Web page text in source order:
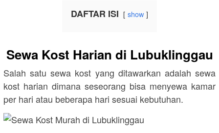
DAFTAR ISI show
Sewa Kost Harian di Lubuklinggau
Salah satu sewa kost yang ditawarkan adalah sewa
kost harian dimana seseorang bisa menyewa kamar
per hari atau beberapa hari sesuai kebutuhan.